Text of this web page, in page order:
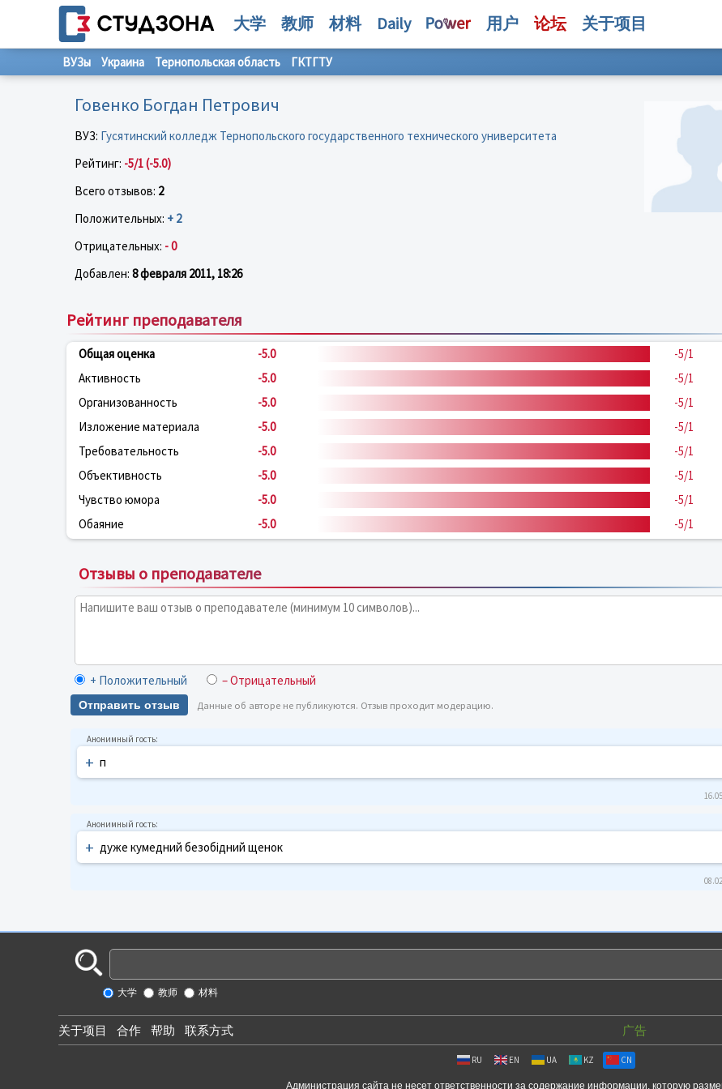
大学 教师 材料 Daily 用户 论坛 关于项目
ВУЗы Украина Тернопольская область ГКТГТУ
Говенко Богдан Петрович
ВУЗ: Гусятинский колледж Тернопольского государственного технического университета
Рейтинг: -5/1 (-5.0)
Всего отзывов: 2
Положительных: + 2
Отрицательных: - 0
Добавлен: 8 февраля 2011, 18:26
Рейтинг преподавателя
Общая оценка -5.0
-5/1
Активность
-5.0
-5/1
Организованность
-5.0
-5/1
Изложение материала
-5.0
-5/1
Требовательность
-5.0
-5/1
Объективность
-5.0
-5/1
Чувство юмора
-5.0
-5/1
Обаяние
-5.0 -5/1
Отзывы о преподавателе
+ Положительный – Отрицательный
Отправить отзыв Данные об авторе не публикуются. Отзыв проходит модерацию.
+ п
+ дуже кумедний безобідний щенок
大学 教师 材料
关于项目 合作 帮助 联系方式 广告
RU EN UA KZ CN
Администрация сайта не несет ответственности за содержание информации, которую